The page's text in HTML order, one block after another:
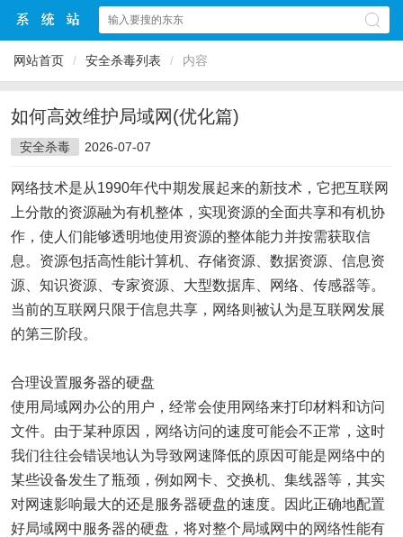
网站首页 / 安全杀毒列表 / 内容
如何高效维护局域网(优化篇)
安全杀毒 2026-07-07
网络技术是从1990年代中期发展起来的新技术，它把互联网
上分散的资源融为有机整体，实现资源的全面共享和有机协
作，使人们能够透明地使用资源的整体能力并按需获取信
息。资源包括高性能计算机、存储资源、数据资源、信息资
源、知识资源、专家资源、大型数据库、网络、传感器等。
当前的互联网只限于信息共享，网络则被认为是互联网发展
的第三阶段。
合理设置服务器的硬盘
使用局域网办公的用户，经常会使用 网络来打印材料和访问
文件。由于某种原因， 网络访问的速度可能会不正常，这时
我们往往会错误地认为导致网速降低的原因可能是网络中的
某些设备发生了瓶颈，例如网卡、交换机、集线器等，其实
对网速影响最大的还是服务器硬盘的速度。因此正确地配置
好局域网中服务器的硬盘，将对整个局域网中的网络性能有